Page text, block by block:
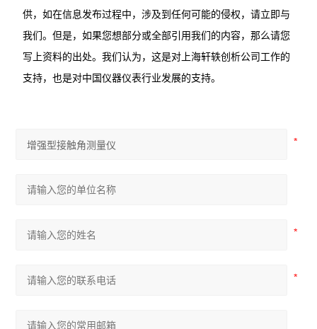
供，如在信息发布过程中，涉及到任何可能的侵权，请立即与
我们。但是，如果您想部分或全部引用我们的内容，那么请您
写上资料的出处。我们认为，这是对上海轩轶创析公司工作的
支持，也是对中国仪器仪表行业发展的支持。